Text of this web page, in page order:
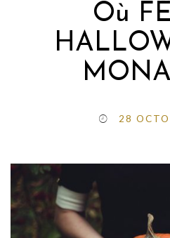
Où
28